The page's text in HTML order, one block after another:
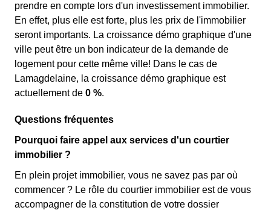
prendre en compte lors d'un investissement immobilier.
En effet, plus elle est forte, plus les prix de l'immobilier
seront importants. La croissance démo graphique d'une
ville peut être un bon indicateur de la demande de
logement pour cette même ville! Dans le cas de
Lamagdelaine, la croissance démo graphique est
actuellement de 0 %.
Questions fréquentes
Pourquoi faire appel aux services d'un courtier
immobilier ?
En plein projet immobilier, vous ne savez pas par où
commencer ? Le rôle du courtier immobilier est de vous
accompagner de la constitution de votre dossier